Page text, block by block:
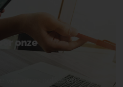
onze
van onze acties en